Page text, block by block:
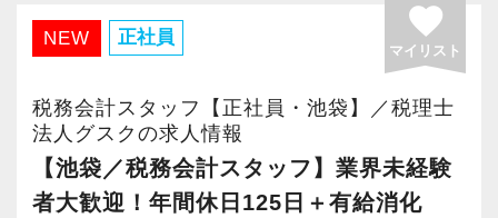
フリーアドレスを採用しているため、毎日違う
席にはバランスボールもあるので体幹を鍛えた
い方は自由に使ってもらってます。
ロボットができる仕事はロボットに作業を。と
いうことで、RPAを導入し、人間が行わなくて
NEW 正社員 favorite
マイリスト
税務会計スタッフ【正社員・池袋】／税理士
法人グスクの求人情報
【池袋／税務会計スタッフ】業界未経験
者大歓迎！年間休日125日＋有給消化